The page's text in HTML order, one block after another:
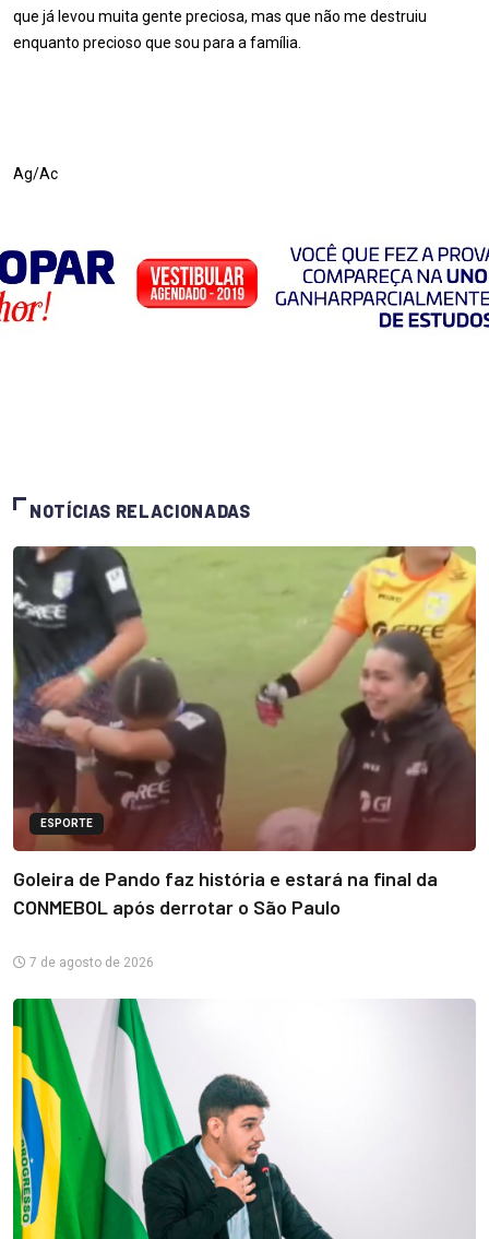
que já levou muita gente preciosa, mas que não me destruiu
enquanto precioso que sou para a família.
Ag/Ac
NOTÍCIAS RELACIONADAS
ESPORTE
Goleira de Pando faz história e estará na final da
CONMEBOL após derrotar o São Paulo
7 de agosto de 2026